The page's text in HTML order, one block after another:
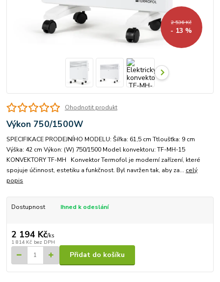
2 536 Kč
- 13 %
Ohodnotit produkt
Výkon 750/1500W
SPECIFIKACE PRODEJNÍHO MODELU: Šířka: 61,5 cm Ttloušťka: 9 cm
Výška: 42 cm Výkon: (W) 750/1500 Model konvektoru: TF-MH-15
KONVEKTORY TF-MH Konvektor Termofol je moderní zařízení, které
spojuje účinnost, estetiku a funkčnost. Byl navržen tak, aby za... celý
popis
Dostupnost Ihned k odeslání
2 194 Kč/ks
1 814 Kč bez DPH
Přidat do košíku